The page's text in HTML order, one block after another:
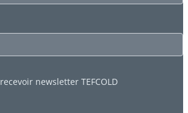
newsletter TEFCOLD